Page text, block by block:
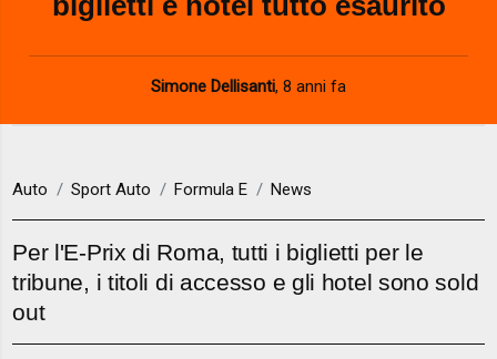
Simone Dellisanti, 8 anni fa
Auto Sport Auto Formula E News
Per l'E-Prix di Roma, tutti i biglietti per le
tribune, i titoli di accesso e gli hotel sono sold
out